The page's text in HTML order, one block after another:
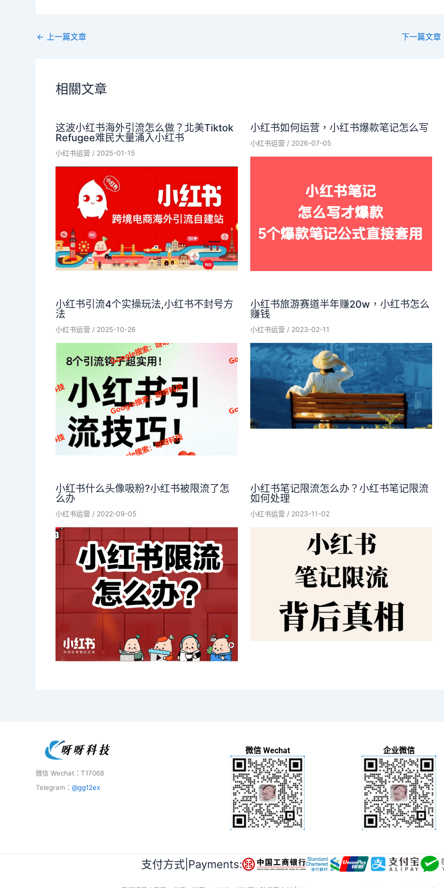
← 上一篇文章 下一篇文章
相關文章
这波小红书海外引流怎么做？北美Tiktok
Refugee难民大量涌入小红书
小红书运营 / 2025-01-15
小红书如何运营，小红书爆款笔记怎么写
小红书运营 / 2026-07-05
小红书引流4个实操玩法,小红书不封号方
法
小红书运营 / 2025-10-26
小红书旅游赛道半年赚20w，小红书怎么
赚钱
小红书运营 / 2023-02-11
小红书什么头像吸粉?小红书被限流了怎
么办
小红书运营 / 2022-09-05
小红书笔记限流怎么办？小红书笔记限流
如何处理
小红书运营 / 2023-11-02
微信 Wechat：T17068
Telegram： @gg12ex
微信 Wechat 企业微信
支付方式|Payments: